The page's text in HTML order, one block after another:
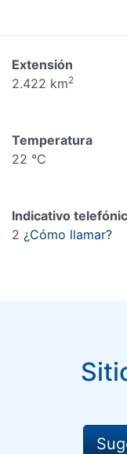
Extensión
2.422 km2
Temperatura
22 °C
Indicativo
2 ¿Cómo llamar?